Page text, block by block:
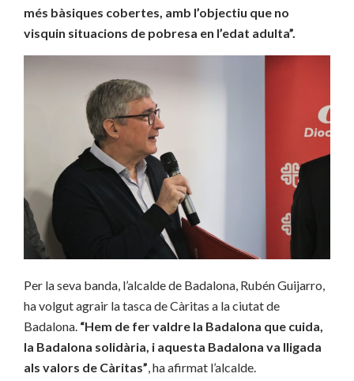
més bàsiques cobertes, amb l’objectiu que no
visquin situacions de pobresa en l’edat adulta”.
Per la seva banda, l’alcalde de Badalona, Rubén Guijarro,
ha volgut agrair la tasca de Càritas a la ciutat de
Badalona. “Hem de fer valdre la Badalona que cuida,
la Badalona solidària, i aquesta Badalona va lligada
als valors de Càritas”, ha afirmat l’alcalde.